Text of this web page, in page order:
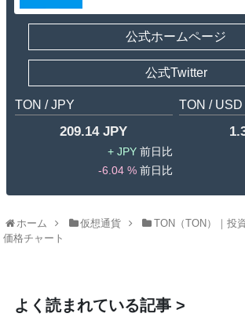
公式ホームページ
公式Twitter
TON / JPY
209.14 JPY
JPY
-6.04 %
TON / USD
ホーム 仮想通貨
TON（TON）｜投
価格チャート
よく読まれている記事